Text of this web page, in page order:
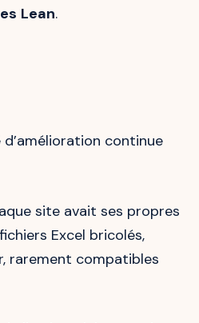
Lean.
d’amélioration continue
site avait ses propres
Excel bricolés,
rarement compatibles